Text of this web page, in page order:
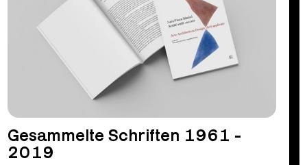
Gesammelte Schriften 1961 -
2019